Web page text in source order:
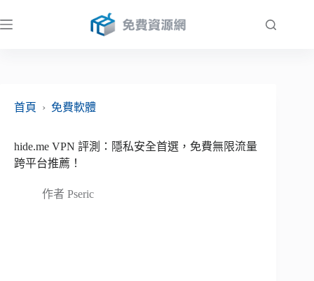
至
首頁
› 免費軟體
hide.me VPN 評測：隱私安全首選，免費無限流量
跨平台推薦！
作者 Pseric